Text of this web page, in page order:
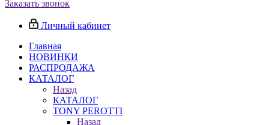
Заказать звонок
Личный кабинет
Главная
НОВИНКИ
РАСПРОДАЖА
КАТАЛОГ
Назад
КАТАЛОГ
TONY PEROTTI
Назад